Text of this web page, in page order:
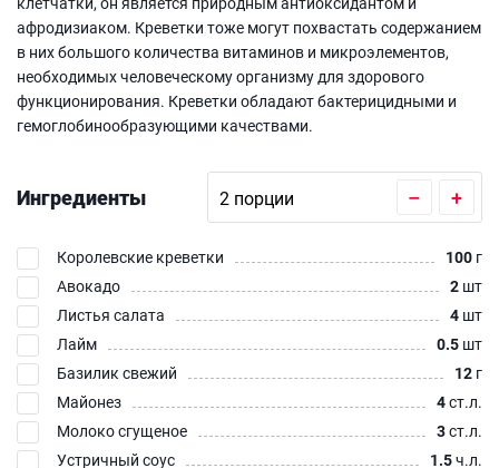
афродизиаком. Креветки тоже могут похвастать содержанием
в них большого количества витаминов и микроэлементов,
необходимых человеческому организму для здорового
функционирования. Креветки обладают бактерицидными и
гемоглобинообразующими качествами.
Ингредиенты – +
Королевские креветки 100 г
Авокадо
2 шт
Листья салата
4 шт
Лайм
0.5 шт
Базилик свежий
12 г
Майонез
4ст.л.
Молоко сгущеное
3ст.л.
Устричный соус
1.5ч.л.